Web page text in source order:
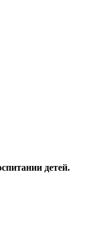
детей.